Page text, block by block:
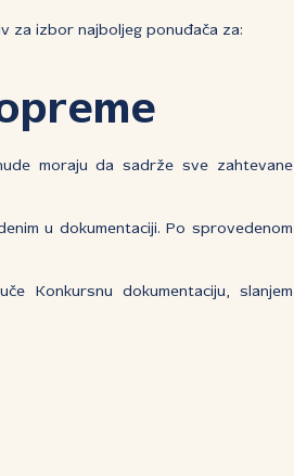
za izbor najboljeg ponuđača za:
moraju da sadrže sve zahtevane
u dokumentaciji. Po sprovedenom
Konkursnu dokumentaciju, slanjem